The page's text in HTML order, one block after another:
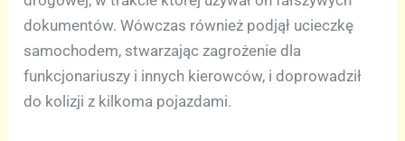
dokumentów. Wówczas również podjął ucieczkę
samochodem, stwarzając zagrożenie dla
funkcjonariuszy i innych kierowców, i doprowadził
do kolizji z kilkoma pojazdami.